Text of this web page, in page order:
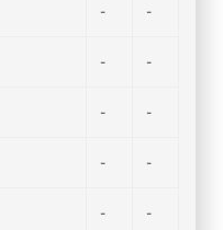
- -
- -
- -
- -
- -